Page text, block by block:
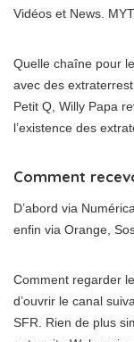
Vidéos et News.
Quelle chaîne pour
avec des
Petit Q, Willy Papa
l’existence des
Comment
D’abord via
enfin via Orange,
Comment regarder
d’ouvrir le canal
SFR. Rien de plus